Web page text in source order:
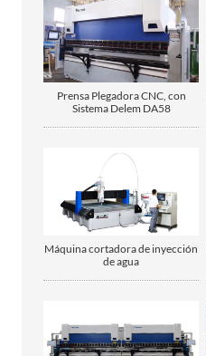
Prensa Plegadora CNC, con
Sistema Delem DA58
Máquina cortadora de inyección
de agua